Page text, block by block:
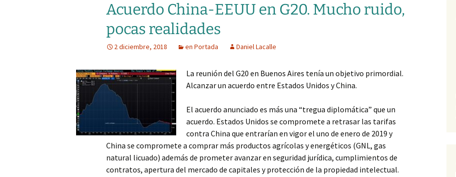
Acuerdo China-EEUU en G20. Mucho ruido,
pocas realidades
2 diciembre, 2018 en Portada Daniel Lacalle
La reunión del G20 en Buenos Aires tenía un objetivo primordial.
Alcanzar un acuerdo entre Estados Unidos y China.
El acuerdo anunciado es más una “tregua diplomática” que un
acuerdo. Estados Unidos se compromete a retrasar las tarifas
contra China que entrarían en vigor el uno de enero de 2019 y
China se compromete a comprar más productos agrícolas y energéticos (GNL, gas
natural licuado) además de prometer avanzar en seguridad jurídica, cumplimientos de
contratos, apertura del mercado de capitales y protección de la propiedad intelectual.